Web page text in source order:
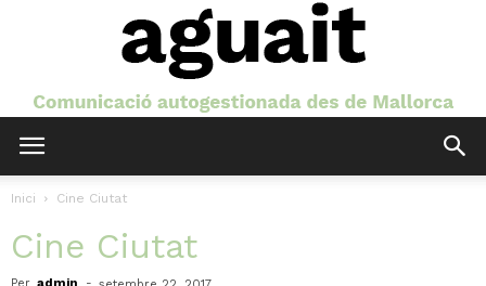
Inici Cine Ciutat
Cine Ciutat